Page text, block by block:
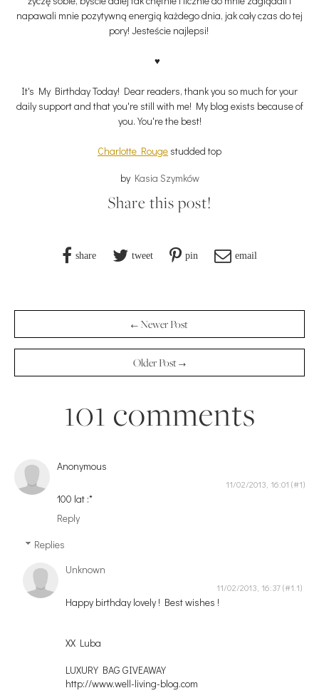
napawali mnie pozytywną energią każdego dnia, jak cały czas do tej
pory! Jesteście najlepsi!
♥
It's My Birthday Today! Dear readers, thank you so much for your
daily support and that you're still with me! My blog exists because of
you. You're the best!
Charlotte Rouge studded top
by Kasia Szymków
Share this post!
share tweet pin email
← Newer Post
Older Post →
101 comments
Anonymous
11/02/2013, 16:01
100 lat :*
Reply
Replies
Unknown
11/02/2013, 16:37
Happy birthday lovely ! Best wishes !
XX Luba
LUXURY BAG GIVEAWAY
http://www.well-living-blog.com